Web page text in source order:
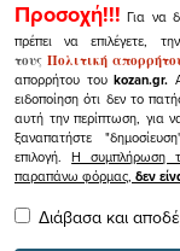
Προσοχή!!! Για να
πρέπει να επιλέγετε,
τουςΠολιτική
απορρήτου τουkozan.gr.
ειδοποίηση ότι δεν το
αυτή την περίπτωση, για
ξαναπατήστε
επιλογή.Η συμπλήρωση
παραπάνω φόρμας, δεν
Διάβασα και